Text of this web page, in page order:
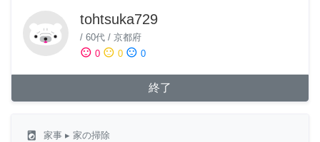
tohtsuka729
/ 60代 / 京都府
sentiment_satisfied 0 sentiment_neutral 0 sentiment_dissatisfied 0
終了
local_laundry_service 家事 ▸ 家の掃除